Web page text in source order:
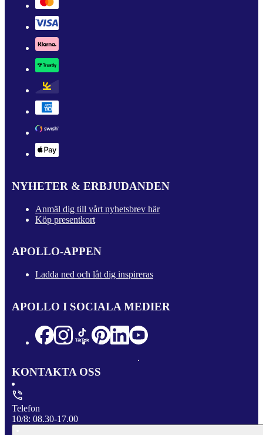
NYHETER & ERBJUDANDEN
Anmäl dig till vårt nyhetsbrev här
Köp presentkort
APOLLO-APPEN
Ladda ned och låt dig inspireras
APOLLO I SOCIALA MEDIER
KONTAKTA OSS
Telefon
10/8: 08.30-17.00